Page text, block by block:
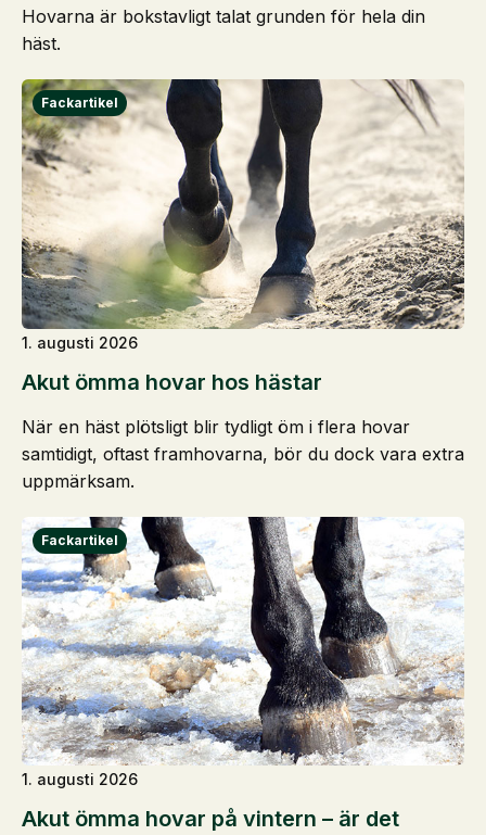
Hovarna är bokstavligt talat grunden för hela din
häst.
Akut ömma hovar hos hästar
1. augusti 2026
När en häst plötsligt blir tydligt öm i flera hovar
samtidigt, oftast framhovarna, bör du dock vara extra
uppmärksam.
Akut ömma hovar på vintern – är det
1. augusti 2026